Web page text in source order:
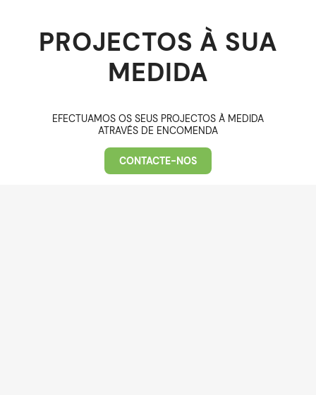
PROJECTOS À SUA
MEDIDA
EFECTUAMOS OS SEUS PROJECTOS À MEDIDA
ATRAVÉS DE ENCOMENDA
CONTACTE-NOS